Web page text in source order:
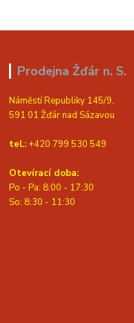
Prodejna Žďár n. S.
Náměstí Republiky 145/9,
591 01 Žďár nad Sázavou
tel.: +420 799 530 549
Otevírací doba:
Po - Pa: 8:00 - 17:30
So: 8:30 - 11:30